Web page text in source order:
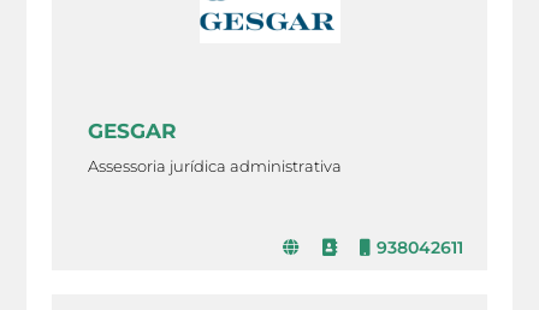
GESGAR
Assessoria jurídica administrativa
938042611